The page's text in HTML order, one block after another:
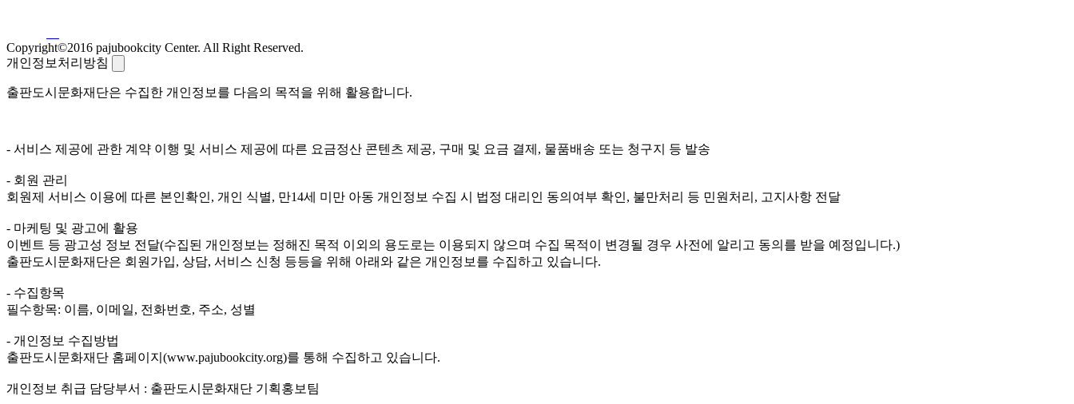
Copyright©2016 pajubookcity Center. All Right Reserved.
개인정보처리방침
출판도시문화재단은 수집한 개인정보를 다음의 목적을 위해 활용합니다.
- 서비스 제공에 관한 계약 이행 및 서비스 제공에 따른 요금정산 콘텐츠 제공, 구매 및 요금 결제, 물품배송 또는 청구지 등 발송
- 회원 관리
회원제 서비스 이용에 따른 본인확인, 개인 식별, 만14세 미만 아동 개인정보 수집 시 법정 대리인 동의여부 확인, 불만처리 등 민원처리, 고지사항 전달
- 마케팅 및 광고에 활용
이벤트 등 광고성 정보 전달(수집된 개인정보는 정해진 목적 이외의 용도로는 이용되지 않으며 수집 목적이 변경될 경우 사전에 알리고 동의를 받을 예정입니다.)
출판도시문화재단은 회원가입, 상담, 서비스 신청 등등을 위해 아래와 같은 개인정보를 수집하고 있습니다.
- 수집항목
필수항목: 이름, 이메일, 전화번호, 주소, 성별
- 개인정보 수집방법
출판도시문화재단 홈페이지(www.pajubookcity.org)를 통해 수집하고 있습니다.
개인정보 취급 담당부서 : 출판도시문화재단 기획홍보팀